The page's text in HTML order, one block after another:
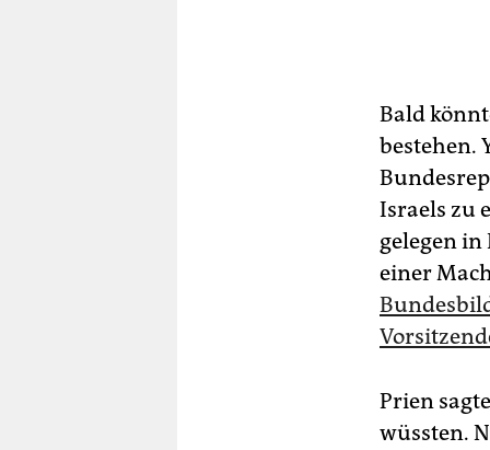
Bald
bestehen.
Israels zu
gelegen in
einer
Prien
wüssten.